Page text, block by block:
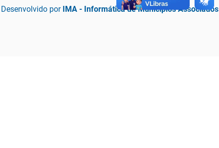
Desenvolvido por IMA - Informática de Municípios Associados